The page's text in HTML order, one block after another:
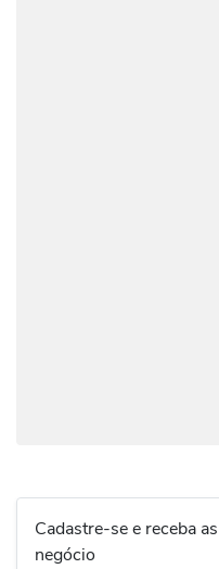
Cadastre-se e receba
negócio